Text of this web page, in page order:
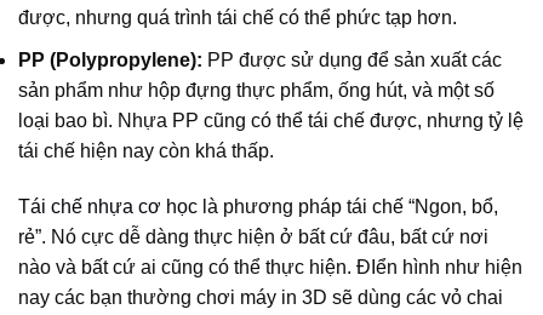
được, nhưng quá trình tái chế có thể phức tạp hơn.
PP (Polypropylene): PP được sử dụng để sản xuất các
sản phẩm như hộp đựng thực phẩm, ống hút, và một số
loại bao bì. Nhựa PP cũng có thể tái chế được, nhưng tỷ lệ
tái chế hiện nay còn khá thấp.
Tái chế nhựa cơ học là phương pháp tái chế “Ngon, bổ,
rẻ”. Nó cực dễ dàng thực hiện ở bất cứ đâu, bất cứ nơi
nào và bất cứ ai cũng có thể thực hiện. ĐIển hình như hiện
nay các bạn thường chơi máy in 3D sẽ dùng các vỏ chai